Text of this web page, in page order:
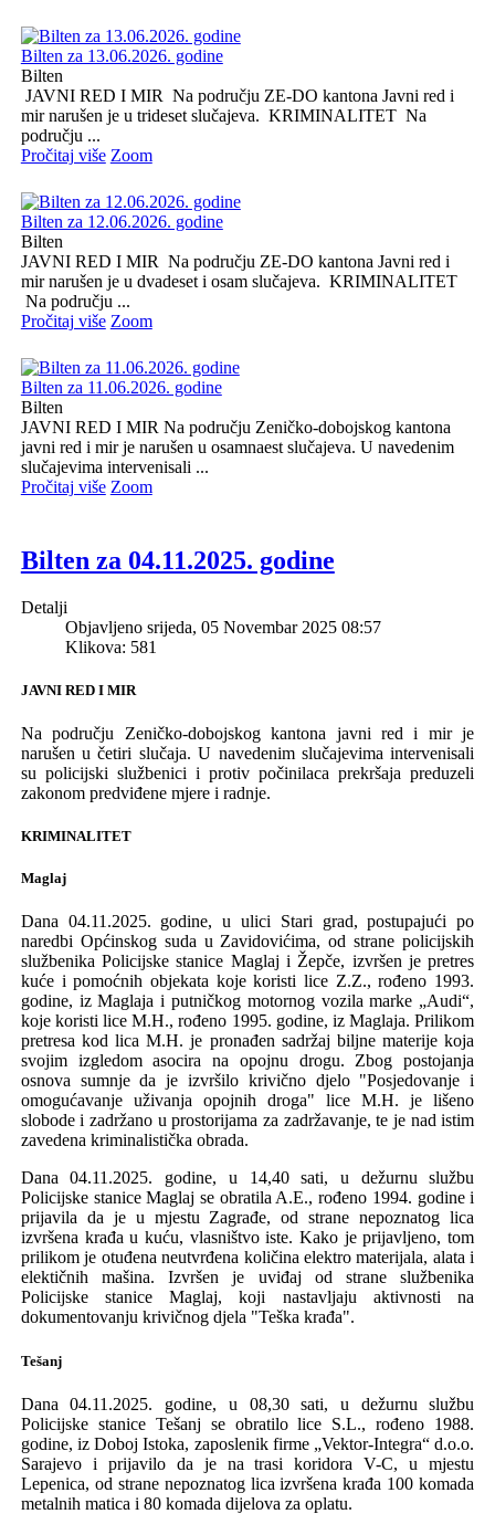
Bilten za 13.06.2026. godine
Bilten
JAVNI RED I MIR Na području ZE-DO kantona Javni red i
mir narušen je u trideset slučajeva. KRIMINALITET Na
području ...
Pročitaj više Zoom
Bilten za 12.06.2026. godine
Bilten
JAVNI RED I MIR Na području ZE-DO kantona Javni red i
mir narušen je u dvadeset i osam slučajeva. KRIMINALITET
Na području ...
Pročitaj više Zoom
Bilten za 11.06.2026. godine
Bilten
JAVNI RED I MIR Na području Zeničko-dobojskog kantona
javni red i mir je narušen u osamnaest slučajeva. U navedenim
slučajevima intervenisali ...
Pročitaj više Zoom
Bilten za 04.11.2025. godine
Detalji
Objavljeno srijeda, 05 Novembar 2025 08:57
Klikova: 581
JAVNI RED I MIR
Na području Zeničko-dobojskog kantona javni red i mir je
narušen u četiri slučaja.U navedenim slučajevima intervenisali
su policijski službenici i protiv počinilaca prekršajapreduzeli
zakonom predviđene mjere i radnje.
KRIMINALITET
Maglaj
Dana 04.11.2025. godine, u ulici Stari grad, postupajući po
naredbi Općinskog suda u Zavidovićima, od strane policijskih
službenika Policijske stanice Maglaj i Žepče, izvršen je pretres
kuće i pomoćnih objekata koje koristi lice Z.Z., rođeno 1993.
godine, iz Maglaja i putničkog motornog vozilamarke „Audi“,
koje koristi liceM.H., rođeno 1995. godine, iz Maglaja. Prilikom
pretresa kod licaM.H. je pronađen sadržaj biljnematerije koja
svojim izgledom asocira na opojnu drogu.Zbogpostojanja
osnova sumnje da je izvršilo krivično djelo"Posjedovanje i
omogućavanje uživanja opojnih droga" liceM.H. je lišeno
slobode i zadržano u prostorijama za zadržavanje, te je nad istim
zavedena kriminalistička obrada.
Dana 04.11.2025. godine, u14,40 sati, u dežurnu službu
Policijske staniceMaglaj se obratila A.E., rođeno 1994. godine i
prijavilada je u mjestu Zagrađe, od stranenepoznatog lica
izvršenakrađa u kuću, vlasništvo iste.Kako je prijavljeno, tom
prilikomje otuđena neutvrđena količina elektro materijala, alata i
elektičnih mašina.
Izvršen je uviđaj od strane službenika
Policijske stanice Maglaj, koji nastavljaju aktivnosti na
dokumentovanju krivičnog djela "Teška krađa".
Tešanj
Dana 04.11.2025. godine, u 08,30 sati, u dežurnu službu
Policijske staniceTešanj seobratilolice S.L., rođeno 1988.
godine, iz Doboj Istoka, zaposlenik firme „Vektor-Integra“ d.o.o.
Sarajevoi prijavilo da je na trasi koridora V-C, u mjestu
Lepenica, od strane nepoznatoglica izvršena krađa 100 komada
metalnih matica i 80 komada dijelova za oplatu.